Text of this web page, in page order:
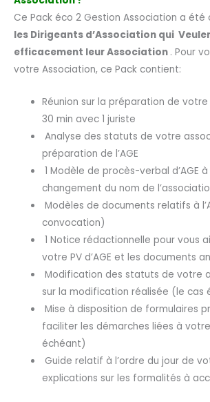
Ce Pack éco 2 Gestion Association a été
les Dirigeants d’Association qui
efficacement leur Association . Pour
votre Association, ce Pack contient:
Réunion sur la préparation de votre
30 min avec 1 juriste
Analyse des statuts de votre
préparation de l’AGE
1 Modèle de procès-verbal d’AGE
changement du nom de
Modèles de documents relatifs à
convocation)
1 Notice rédactionnelle pour vous
votre PV d’AGE et les documents
Modification des statuts de votre
sur la modification réalisée (le cas
Mise à disposition de formulaires
faciliter les démarches liées à
échéant)
Guide relatif à l’ordre du jour de
explications sur les formalités à